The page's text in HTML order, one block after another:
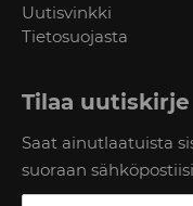
Uutisvinkki
Tietosuojasta
Tilaa uutiskirje
Saat ainutlaatuista
suoraan